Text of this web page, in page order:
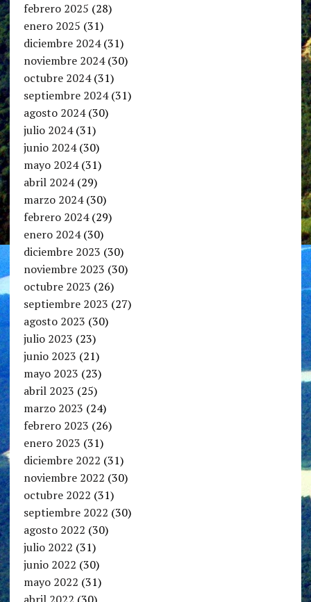
febrero 2025 (28)
enero 2025 (31)
diciembre 2024(31)
noviembre 2024(30)
octubre 2024(31)
septiembre 2024(31)
agosto 2024(30)
julio 2024(31)
junio 2024(30)
mayo 2024(31)
abril 2024(29)
marzo 2024(30)
febrero 2024(29)
enero 2024(30)
diciembre 2023 (30)
noviembre 2023 (30)
octubre 2023 (26)
septiembre 2023 (27)
agosto 2023 (30)
julio 2023 (23)
junio 2023 (21)
mayo 2023 (23)
abril 2023 (25)
marzo 2023 (24)
febrero 2023 (26)
enero 2023 (31)
diciembre 2022 (31)
noviembre 2022 (30)
octubre 2022 (31)
septiembre 2022 (30)
agosto 2022 (30)
julio 2022 (31)
junio 2022 (30)
mayo 2022 (31)